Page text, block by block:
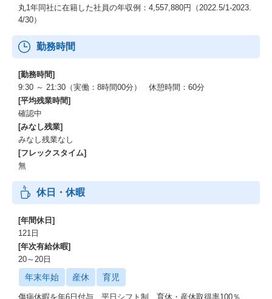
丸1年同社に在籍した社員の年収例：4,557,880円（2022.5/1-2023.
4/30）
勤務時間
[勤務時間]
9:30 ～ 21:30（実働：8時間00分） 休憩時間：60分
[平均残業時間]
確認中
[みなし残業]
みなし残業なし
[フレックスタイム]
無
休日・休暇
[年間休日]
121日
[年次有給休暇]
20～20日
年末年始 産休 育児
傷病休暇を年6日付与、平日シフト制、育休・産休取得率100％、